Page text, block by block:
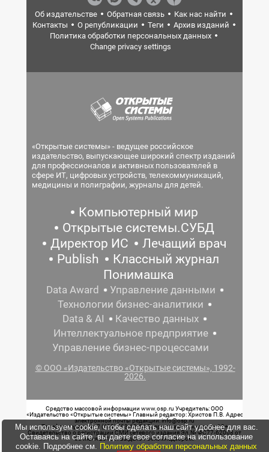
Об издательстве Обратная связь
Как нас найти
Контакты
О републикации Теги
Архив изданий
Политика обработки персональных данных
Change privacy settings
«Открытые системы» - ведущее российское
издательство, выпускающее широкий спектр изданий
для профессионалов и активных пользователей в
сфере ИТ, цифровых устройств, телекоммуникаций,
медицины и полиграфии, журналы для детей.
Компьютерный мир
Открытые системы.СУБД
Директор ИС
Лечащий врач
Publish
Классный журнал
Понимашка
Data Award
Управление данными
Технологии бизнес-аналитики
Data & AI
Качество данных
Интеллектуальное предприятие
Управление бизнес-процессами
© ООО «Издательство «Открытые системы», 1992-
2026.
Средство массовой информации www.osp.ru Учредитель: ООО
«Издательство «Открытые системы» Главный редактор: Христов П.В. Адрес
электронной почты редакции: info@osp.ru
Телефон редакции: 7 (499) 703-18-54 Возрастная маркировка: 12+
Свидетельство о регистрации СМИ сетевого издания Эл.№ ФС77-62008 от
05 июня 2015 г. выдано Роскомнадзором.
Мы используем cookie, чтобы сделать наш сайт удобнее для вас.
Оставаясь на сайте, вы даете свое согласие на использование
cookie. Подробнее см. Политику обработки персональных данных